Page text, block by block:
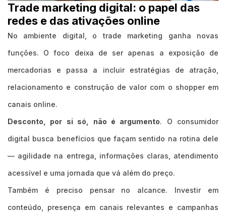
Trade marketing digital: o papel das
redes e das ativações online
No ambiente digital, o trade marketing ganha novas
funções. O foco deixa de ser apenas a exposição de
mercadorias e passa a incluir estratégias de atração,
relacionamento e construção de valor com o shopper em
canais online.
Desconto, por si só, não é argumento. O consumidor
digital busca benefícios que façam sentido na rotina dele
— agilidade na entrega, informações claras, atendimento
acessível e uma jornada que vá além do preço.
Também é preciso pensar no alcance. Investir em
conteúdo, presença em canais relevantes e campanhas